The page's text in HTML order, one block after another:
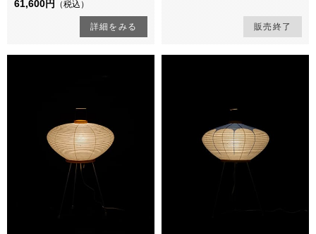
61,600円
（税込）
詳細をみる 販売終了